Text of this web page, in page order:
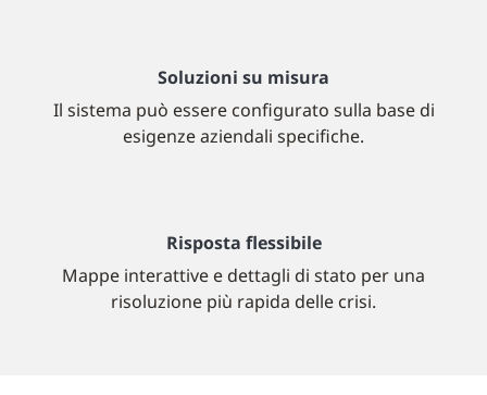
Soluzioni su misura
Il sistema può essere configurato sulla base di
esigenze aziendali specifiche.
Risposta flessibile
Mappe interattive e dettagli di stato per una
risoluzione più rapida delle crisi.